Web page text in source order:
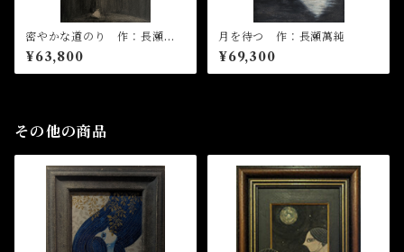
密やかな道のり 作：長瀬萬
純
¥63,800
月を待つ 作：長瀬萬純
¥69,300
その他の商品